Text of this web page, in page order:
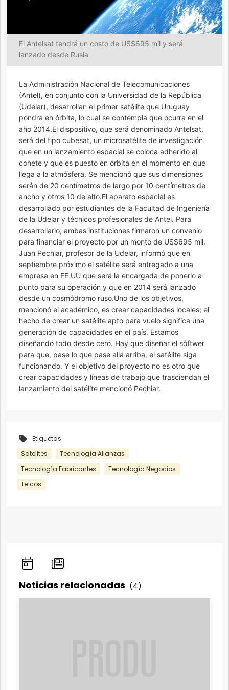
El Antelsat tendrá un costo de US$695 mil y será
lanzado desde Rusia
La Administración Nacional de Telecomunicaciones
(Antel), en conjunto con la Universidad de la República
(Udelar), desarrollan el primer satélite que Uruguay
pondrá en órbita, lo cual se contempla que ocurra en el
año 2014.El dispositivo, que será denominado Antelsat,
será del tipo cubesat, un microsatélite de investigación
que en un lanzamiento espacial se coloca adherido al
cohete y que es puesto en órbita en el momento en que
llega a la atmósfera. Se mencionó que sus dimensiones
serán de 20 centímetros de largo por 10 centímetros de
ancho y otros 10 de alto.El aparato espacial es
desarrollado por estudiantes de la Facultad de Ingeniería
de la Udelar y técnicos profesionales de Antel. Para
desarrollarlo, ambas instituciones firmaron un convenio
para financiar el proyecto por un monto de US$695 mil.
Juan Pechiar, profesor de la Udelar, informó que en
septiembre próximo el satélite será entregado a una
empresa en EE UU que será la encargada de ponerlo a
punto para su operación y que en 2014 será lanzado
desde un cosmódromo ruso.Uno de los objetivos,
mencionó el académico, es crear capacidades locales; el
hecho de crear un satélite apto para vuelo significa una
generación de capacidades en el país. Estamos
diseñando todo desde cero. Hay que diseñar el sóftwer
para que, pase lo que pase allá arriba, el satélite siga
funcionando. Y el objetivo del proyecto no es otro que
crear capacidades y líneas de trabajo que trasciendan el
lanzamiento del satélite mencionó Pechiar.
Etiquetas
Satelites
Tecnología Alianzas
Tecnología Fabricantes
Tecnología Negocios
Telcos
Noticias relacionadas (4)